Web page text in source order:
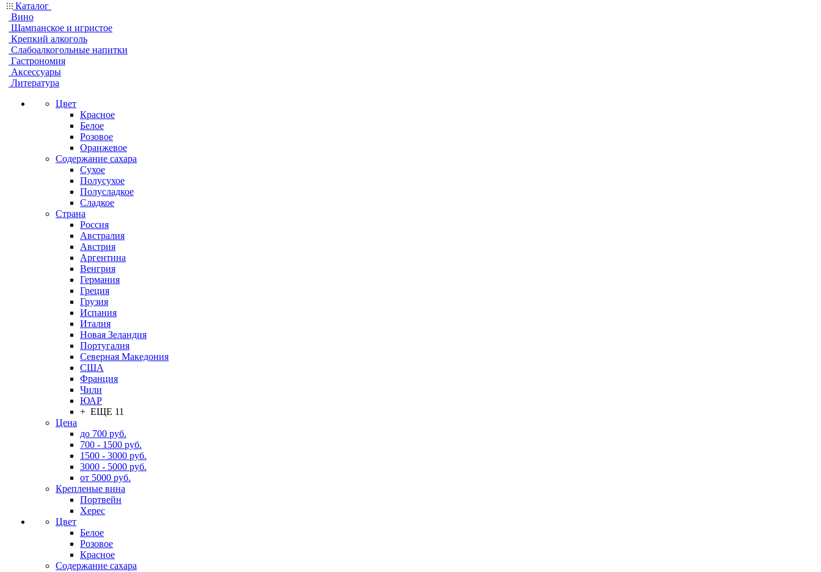
Каталог
Вино
Шампанское и игристое
Крепкий алкоголь
Слабоалкогольные напитки
Гастрономия
Аксессуары
Литература
Цвет
Красное
Белое
Розовое
Оранжевое
Содержание сахара
Сухое
Полусухое
Полусладкое
Сладкое
Страна
Россия
Австралия
Австрия
Аргентина
Венгрия
Германия
Греция
Грузия
Испания
Италия
Новая Зеландия
Португалия
Северная Македония
США
Франция
Чили
ЮАР
+ ЕЩЕ 11
Цена
до 700 руб.
700 - 1500 руб.
1500 - 3000 руб.
3000 - 5000 руб.
от 5000 руб.
Крепленые вина
Портвейн
Херес
Цвет
Белое
Розовое
Красное
Содержание сахара